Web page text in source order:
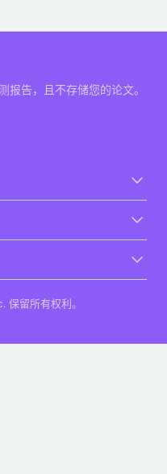
报告，且不存储您的论文。
留所有权利。